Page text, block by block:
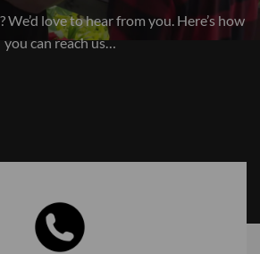
love to hear from you. Here’s how
you can reach us…